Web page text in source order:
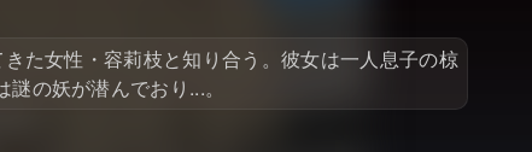
日本語吹替対応作品
その他の国のTV番組
Netflix 吹替版作品
Netflix 高い評価の海外作品
た女性・容莉枝と知り合う。彼女は一人息子の椋
の妖が潜んでおり...。